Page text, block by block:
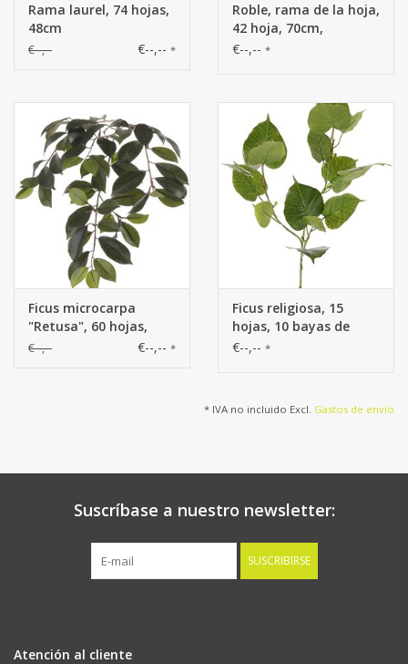
Rama laurel, 74 hojas,
48cm
€--,-- €--,-- *
Roble, rama de la hoja,
42 hoja, 70cm,
resistente al fuego y
€--,-- *
Ficus microcarpa
"Retusa", 60 hojas,
65cm
€--,-- €--,-- *
Ficus religiosa, 15
hojas, 10 bayas de
plastico, 78 cm
€--,-- *
* IVA no incluido Excl. Gastos de envío
Suscríbase a nuestro newsletter:
SUSCRIBIRSE
Atención al cliente